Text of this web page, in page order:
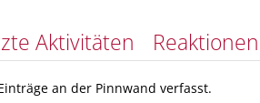
Aktivitäten Reaktionen
an der Pinnwand verfasst.